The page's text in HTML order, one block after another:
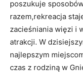
poszukuje
razem,rekreacja
zacieśniania⁣ więzi i​
⁣atrakcji. W
najlepszym
czas ‌z rodziną w